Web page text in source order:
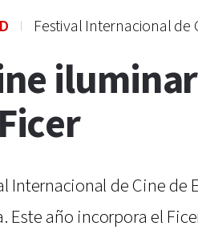
Festival Internacional de
Internacional de Cine de
Este año incorpora el